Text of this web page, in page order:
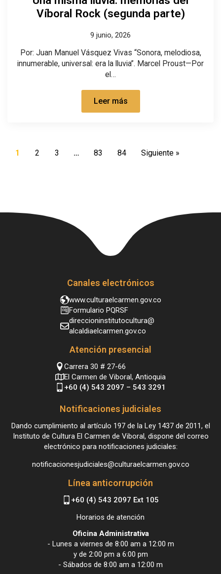
Víboral Rock (segunda parte)
9 junio, 2026
Por: Juan Manuel Vásquez Vivas “Sonora, melodiosa,
innumerable, universal: era la lluvia”. Marcel Proust—Por
el…
Leer más
1 2 3 … 83 84 Siguiente »
Canales electrónicos
www.culturaelcarmen.gov.co
Formulario PQRSF
direccioninstitutocultura@
alcaldiaelcarmen.gov.co
Atención presencial
Carrera 30 # 27-66
El Carmen de Viboral, Antioquia
+60 (4) 543 2097 – 543 3291
Notificaciones judiciales
Dando cumplimiento al artículo 197 de la Ley 1437 de 2011, el
Instituto de Cultura El Carmen de Viboral, dispone del correo
electrónico para notificaciones judiciales:
notificacionesjudiciales@culturaelcarmen.gov.co
Línea anticorrupción
+60 (4) 543 2097 Ext 105
Horarios de atención
Oficina Administrativa
- Lunes a viernes de 8:00 am a 12:00 m
y de 2:00 pm a 6:00 pm
- Sábados de 8:00 am a 12:00 m